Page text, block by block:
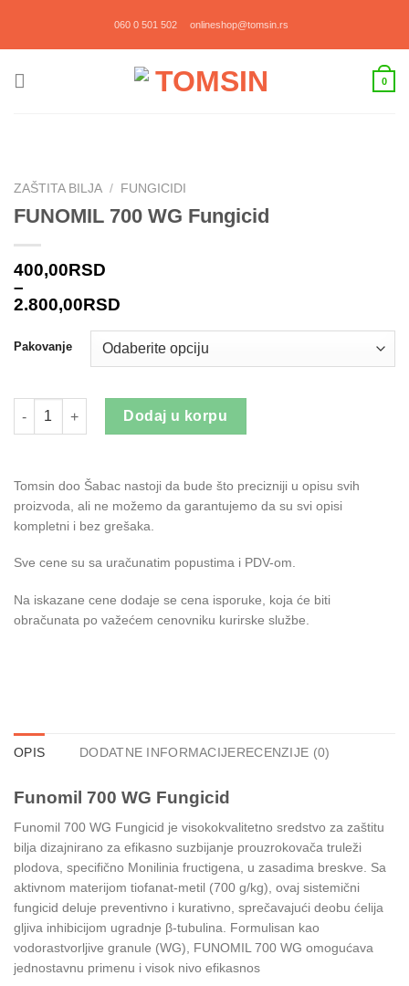
060 0 501 502 onlineshop@tomsin.rs
0
ZAŠTITA BILJA / FUNGICIDI
FUNOMIL 700 WG Fungicid
400,00RSD
–
2.800,00RSD
Pakovanje
FUNOMIL 700 WG Fungicid količina
Dodaj u korpu
Tomsin doo Šabac nastoji da bude što precizniji u opisu svih
proizvoda, ali ne možemo da garantujemo da su svi opisi
kompletni i bez grešaka.
Sve cene su sa uračunatim popustima i PDV-om.
Na iskazane cene dodaje se cena isporuke, koja će biti
obračunata po važećem cenovniku kurirske službe.
OPIS DODATNE INFORMACIJERECENZIJE (0)
Funomil 700 WG Fungicid
Funomil 700 WG Fungicid je visokokvalitetno sredstvo za zaštitu
bilja dizajnirano za efikasno suzbijanje prouzrokovača truleži
plodova, specifično Monilinia fructigena, u zasadima breskve. Sa
aktivnom materijom tiofanat-metil (700 g/kg), ovaj sistemični
fungicid deluje preventivno i kurativno, sprečavajući deobu ćelija
gljiva inhibicijom ugradnje β-tubulina. Formulisan kao
vodorastvorljive granule (WG), FUNOMIL 700 WG omogućava
jednostavnu primenu i visok nivo efikasnos